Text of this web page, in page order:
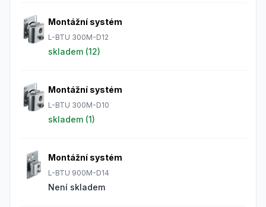
Montážní systém
L-BTU 300M-D12
skladem (12)
Montážní systém
L-BTU 300M-D10
skladem (1)
Montážní systém
L-BTU 900M-D14
Není skladem